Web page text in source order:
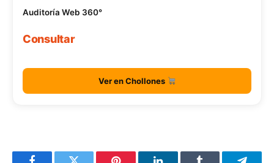
Auditoría Web 360°
Consultar
Ver en Chollones